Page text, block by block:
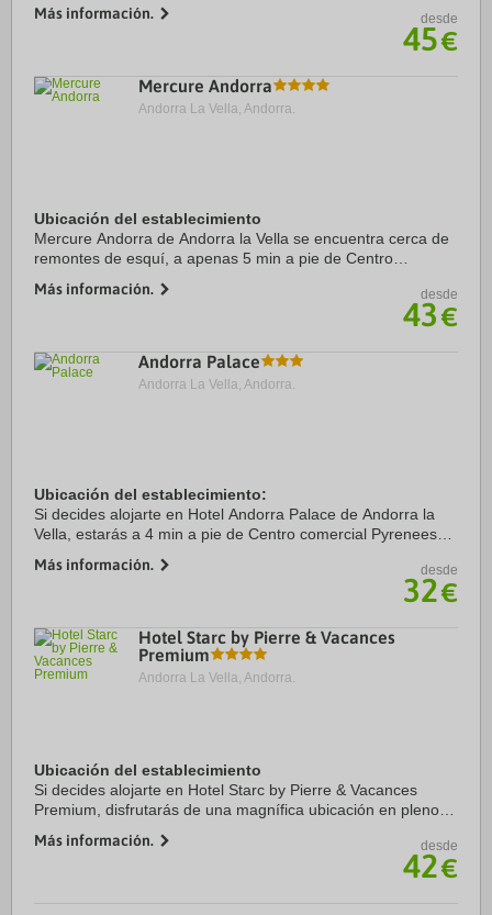
Pueblo. Además, este hotel para ...
Más información. desde
45€
Mercure Andorra
Andorra La Vella, Andorra.
Ubicación del establecimiento
Mercure Andorra de Andorra la Vella se encuentra cerca de
remontes de esquí, a apenas 5 min a pie de Centro
Pueblo. Además, este hotel con spa se ...
Más información. desde
43€
Andorra Palace
Andorra La Vella, Andorra.
Ubicación del establecimiento:
Si decides alojarte en Hotel Andorra Palace de Andorra la
Vella, estarás a 4 min a pie de Centro comercial Pyrenees
familias se encuentra a 15,5 km ...
Más información. desde
32€
Hotel Starc by Pierre & Vacances
Premium
Andorra La Vella, Andorra.
Ubicación del establecimiento
Si decides alojarte en Hotel Starc by Pierre & Vacances
Premium, disfrutarás de una magnífica ubicación en pleno
Caldea y Centro comercial ...
Más información. desde
42€